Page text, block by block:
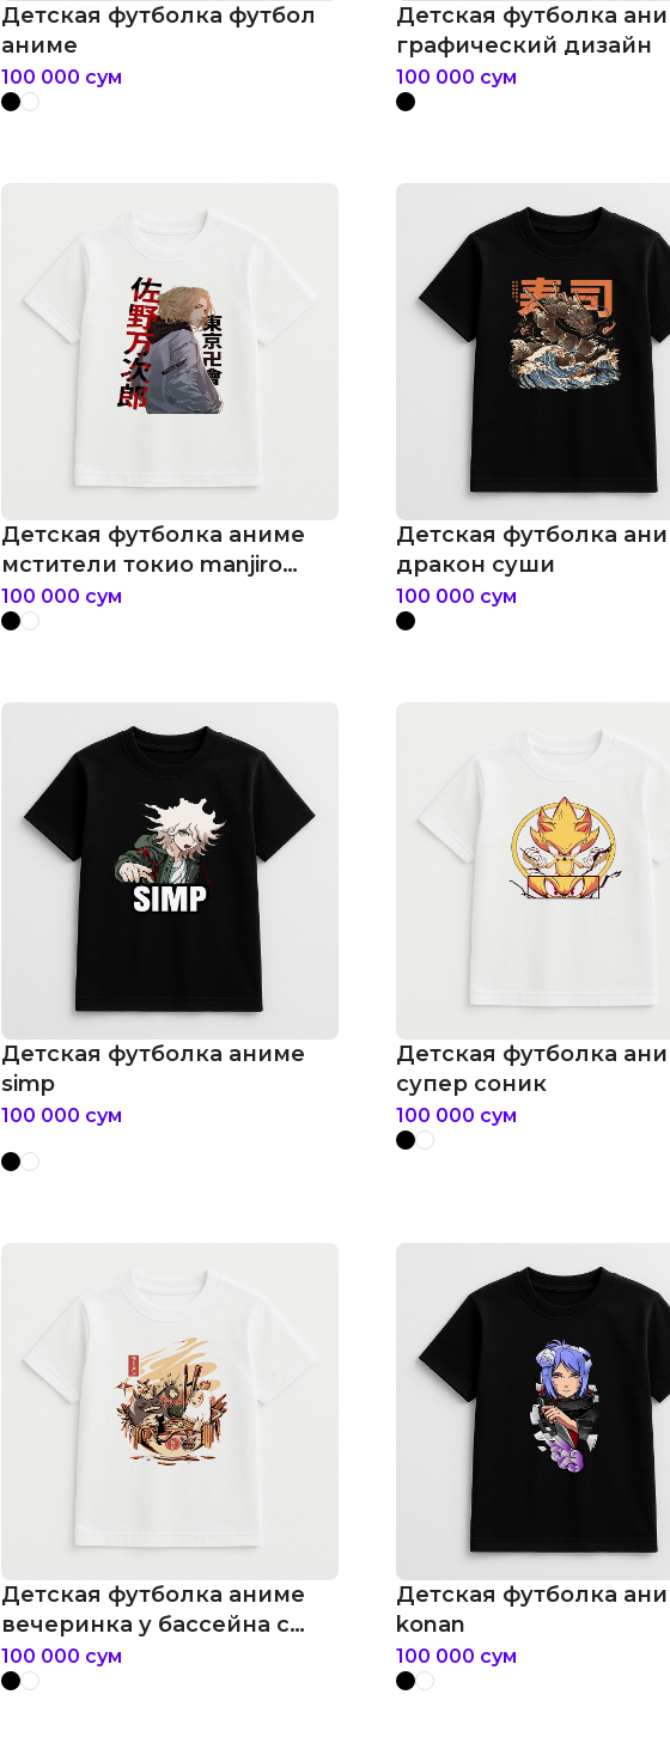
Детская футболка футбол
аниме
100 000 сум
Детская футболка
графический дизайн
100 000 сум
Детская футболка аниме
мстители токио manjiro
"mikey" sano
100 000 сум
Детская футболка
дракон суши
100 000 сум
Детская футболка аниме
simp
100 000 сум
Детская футболка
супер соник
100 000 сум
Детская футболка аниме
вечеринка у бассейна с
рамен
100 000 сум
Детская футболка
konan
100 000 сум